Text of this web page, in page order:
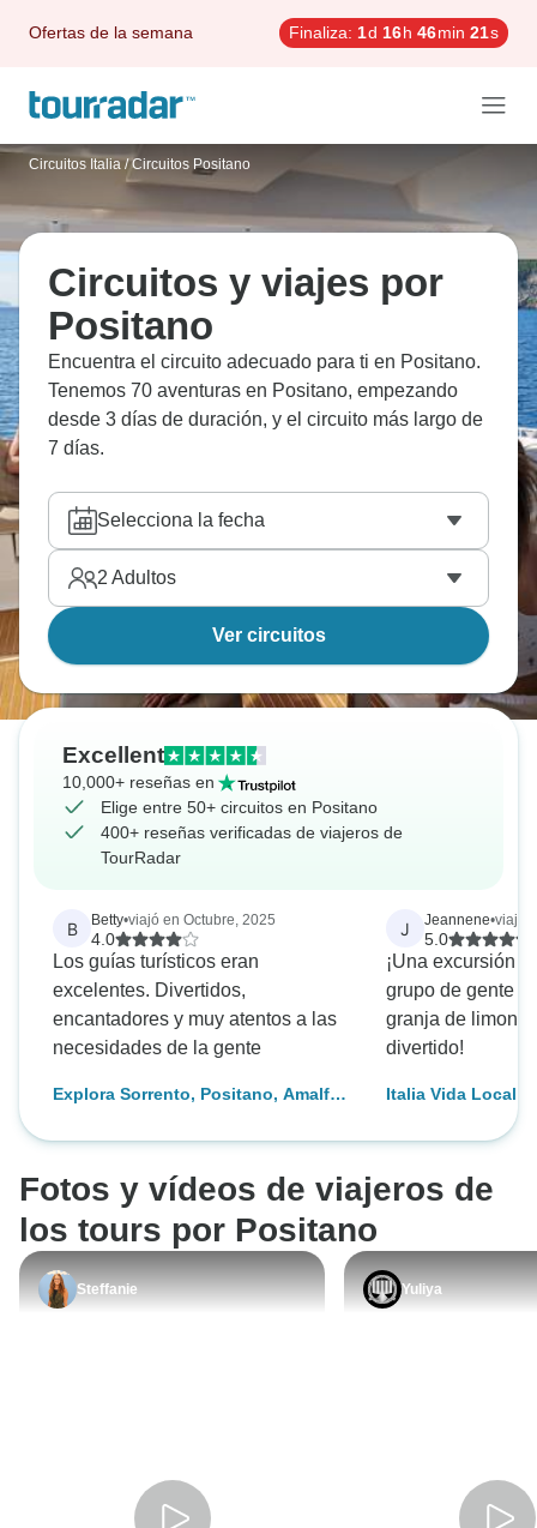
Ofertas de la semana Finaliza: 1d 16h 46min 20s
Circuitos Italia / Circuitos Positano
Circuitos y viajes por
Positano
Encuentra el circuito adecuado para ti en Positano.
Tenemos 70 aventuras en Positano, empezando
desde 3 días de duración, y el circuito más largo de
7 días.
Selecciona la fecha
2 Adultos
Ver circuitos
Excellent
10,000+ reseñas en
Elige entre 50+ circuitos en Positano
400+ reseñas verificadas de viajeros de
TourRadar
B Betty•viajó en Octubre, 2025
4.0
Los guías turísticos eran
excelentes. Divertidos,
encantadores y muy atentos a las
necesidades de la gente
Explora Sorrento, Positano, Amalfi,
J Jeannene•viajó
5.0
¡Una excursión
grupo de gente y
granja de
divertido!
Italia Vida Local -
Fotos y vídeos de viajeros de
los tours por Positano
Steffanie Yuliya